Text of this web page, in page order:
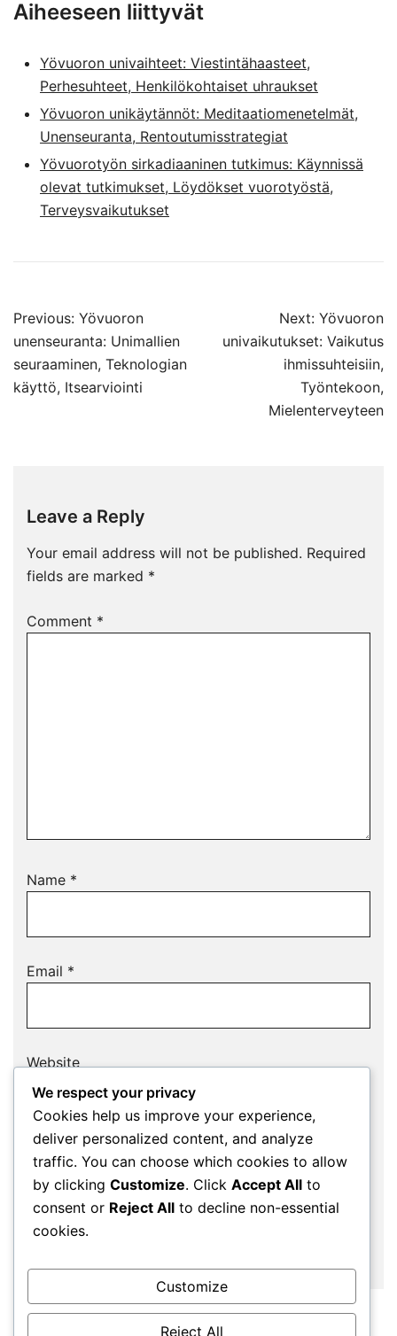
Aiheeseen liittyvät
Yövuoron univaihteet: Viestintähaasteet,
Perhesuhteet, Henkilökohtaiset uhraukset
Yövuoron unikäytännöt: Meditaatiomenetelmät,
Unenseuranta, Rentoutumisstrategiat
Yövuorotyön sirkadiaaninen tutkimus: Käynnissä
olevat tutkimukset, Löydökset vuorotyöstä,
Terveysvaikutukset
Post
navigation
Previous: Yövuoron
unenseuranta: Unimallien
seuraaminen, Teknologian
käyttö, Itsearviointi
Next: Yövuoron
univaikutukset: Vaikutus
ihmissuhteisiin,
Työntekoon,
Mielenterveyteen
Leave a Reply
Your email address will not be published. Required
fields are marked *
Comment *
Name *
Email *
Website
Save my name, email, and website in this
browser for the next time I comment.
We respect your privacy
Cookies help us improve your experience,
deliver personalized content, and analyze
traffic. You can choose which cookies to allow
by clicking Customize. Click Accept All to
consent or Reject All to decline non-essential
cookies.
Customize
Reject All